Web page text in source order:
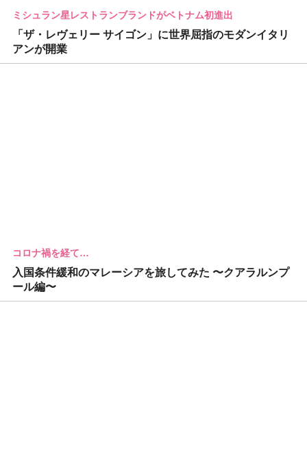
ミシュラン星レストランブランドがベトナム初進出
「ザ・レヴェリー サイゴン」に世界屈指のモダンイタリ
アンが開業
コロナ禍を経て…
入国条件緩和のマレーシアを旅してみた 〜クアラルンプ
ール編〜